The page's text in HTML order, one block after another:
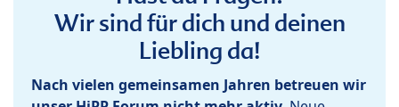
Wir sind für dich und deinen
Liebling da!
Nach vielen gemeinsamen Jahren betreuen wir